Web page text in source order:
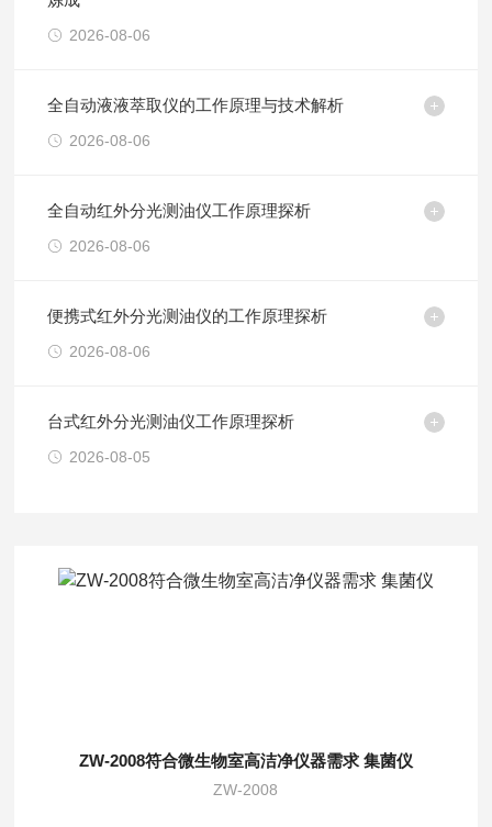
2026-08-06
全自动液液萃取仪的工作原理与技术解析
2026-08-06
全自动红外分光测油仪工作原理探析
2026-08-06
便携式红外分光测油仪的工作原理探析
2026-08-06
台式红外分光测油仪工作原理探析
2026-08-05
ZW-2008符合微生物室高洁净仪器需求 集菌仪
ZW-2008